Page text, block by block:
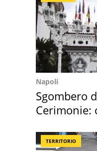
Napoli
Sgombero
Cerimonie:
TERRITORIO